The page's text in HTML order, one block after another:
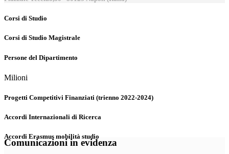
Corsi di Studio
Corsi di Studio Magistrale
Persone del Dipartimento
Milioni
Progetti Competitivi Finanziati (trienno 2022-2024)
Accordi Internazionali di Ricerca
Accordi Erasmus mobilità studio
Comunicazioni in evidenza